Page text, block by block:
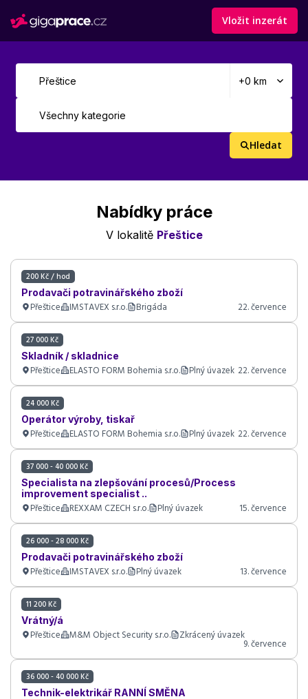
Vložit inzerát
Hledat
Nabídky práce
V lokalitě Přeštice
200 Kč / hod
Prodavači potravinářského zboží
Přeštice IMSTAVEX s.r.o. Brigáda 22. července
27 000 Kč
Skladník / skladnice
Přeštice ELASTO FORM Bohemia s.r.o. Plný úvazek 22. července
24 000 Kč
Operátor výroby, tiskař
Přeštice ELASTO FORM Bohemia s.r.o. Plný úvazek 22. července
37 000 - 40 000 Kč
Specialista na zlepšování procesů/Process
improvement specialist ..
Přeštice REXXAM CZECH s.r.o. Plný úvazek 15. července
26 000 - 28 000 Kč
Prodavači potravinářského zboží
Přeštice IMSTAVEX s.r.o. Plný úvazek 13. července
11 200 Kč
Vrátný/á
Přeštice M&M Object Security s.r.o. Zkrácený úvazek
9. července
36 000 - 40 000 Kč
Technik-elektrikář RANNÍ SMĚNA